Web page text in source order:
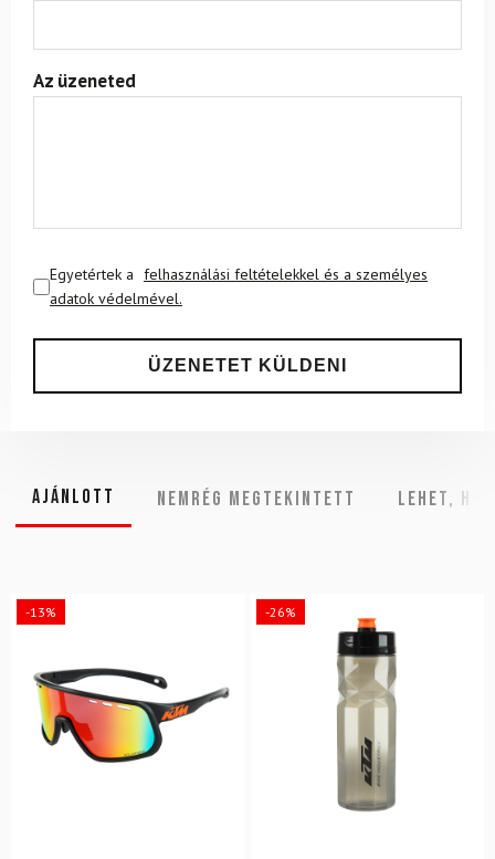
Az üzeneted
Egyetértek a felhasználási feltételekkel és a személyes
adatok védelmével.
Ajánlott NEMRÉG MEGTEKINTETT Lehet,
-13% -26%